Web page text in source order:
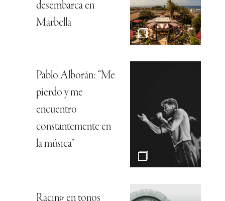
desembarca en
Marbella
Pablo Alborán: “Me
pierdo y me
encuentro
constantemente en
la música”
Racing en tonos